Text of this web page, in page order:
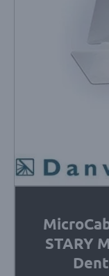
STARY